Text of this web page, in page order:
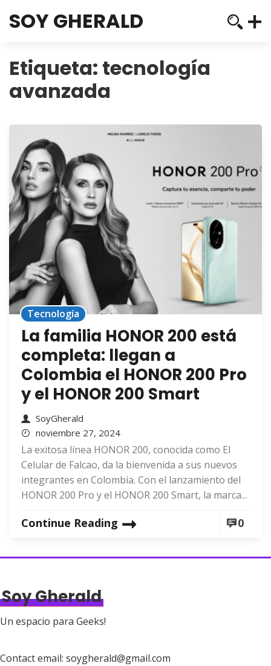
SOY GHERALD
Etiqueta: tecnología
avanzada
Tecnología
La familia HONOR 200 está
completa: llegan a
Colombia el HONOR 200 Pro
y el HONOR 200 Smart
SoyGherald
noviembre 27, 2024
La exitosa línea HONOR 200, conocida como El
Celular de Falcao, da la bienvenida a sus nuevos
integrantes en Colombia. Con el lanzamiento del
HONOR 200 Pro y el HONOR 200 Smart, la marca...
Continue Reading 0
Soy Gherald
Un espacio para Geeks!
Contact email: soygherald@gmail.com